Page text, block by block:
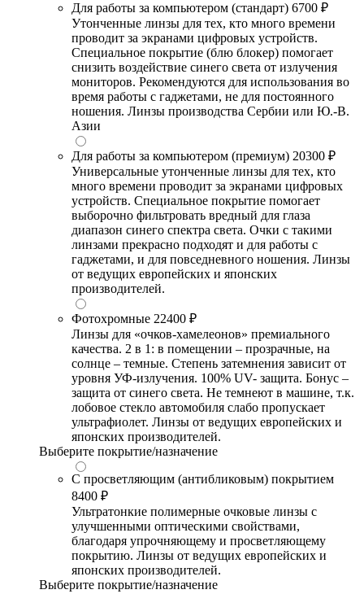
Для работы за компьютером (стандарт) 6700 ₽
Утонченные линзы для тех, кто много времени
проводит за экранами цифровых устройств.
Специальное покрытие (блю блокер) помогает
снизить воздействие синего света от излучения
мониторов. Рекомендуются для использования во
время работы с гаджетами, не для постоянного
ношения. Линзы производства Сербии или Ю.-В.
Азии
Для работы за компьютером (премиум) 20300 ₽
Универсальные утонченные линзы для тех, кто
много времени проводит за экранами цифровых
устройств. Специальное покрытие помогает
выборочно фильтровать вредный для глаза
диапазон синего спектра света. Очки с такими
линзами прекрасно подходят и для работы с
гаджетами, и для повседневного ношения. Линзы
от ведущих европейских и японских
производителей.
Фотохромные 22400 ₽
Линзы для «очков-хамелеонов» премиального
качества. 2 в 1: в помещении – прозрачные, на
солнце – темные. Степень затемнения зависит от
уровня УФ-излучения. 100% UV- защита. Бонус –
защита от синего света. Не темнеют в машине, т.к.
лобовое стекло автомобиля слабо пропускает
ультрафиолет. Линзы от ведущих европейских и
японских производителей.
Выберите покрытие/назначение
С просветляющим (антибликовым) покрытием
8400 ₽
Ультратонкие полимерные очковые линзы с
улучшенными оптическими свойствами,
благодаря упрочняющему и просветляющему
покрытию. Линзы от ведущих европейских и
японских производителей.
Выберите покрытие/назначение